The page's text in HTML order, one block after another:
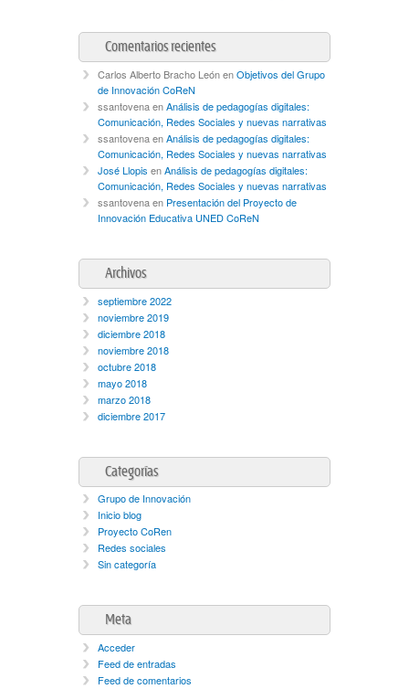
Comentarios recientes
Carlos Alberto Bracho LeónenObjetivos del Grupo
de Innovación CoReN
ssantovenaenAnálisis de pedagogías digitales:
Comunicación, Redes Sociales y nuevas narrativas
ssantovenaenAnálisis de pedagogías digitales:
Comunicación, Redes Sociales y nuevas narrativas
José Llopis enAnálisis de pedagogías digitales:
Comunicación, Redes Sociales y nuevas narrativas
ssantovenaen Presentación del Proyecto de
Innovación Educativa UNED CoReN
Archivos
septiembre 2022
noviembre 2019
diciembre 2018
noviembre 2018
octubre 2018
mayo 2018
marzo 2018
diciembre 2017
Categorías
Grupo de Innovación
Inicio blog
Proyecto CoRen
Redes sociales
Sin categoría
Meta
Acceder
Feed de entradas
Feed de comentarios